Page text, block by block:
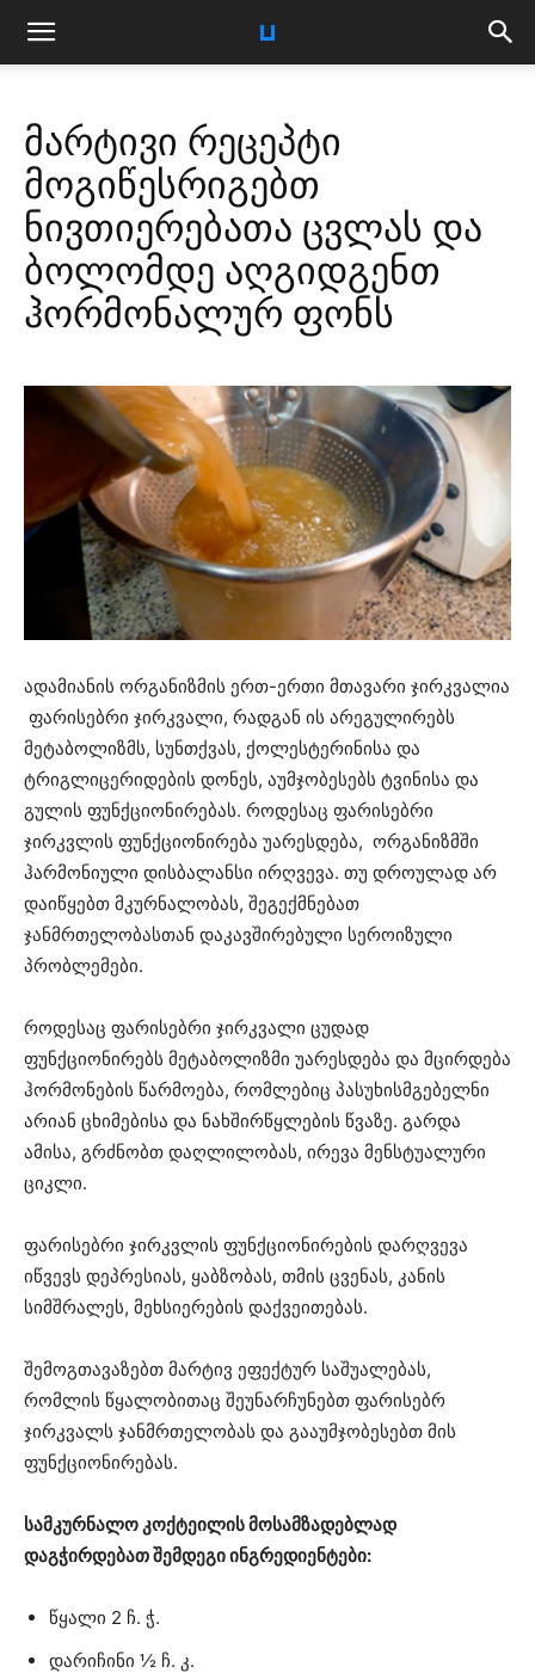
მარტივი რეცეპტი
მოგიწესრიგებთ
ნივთიერებათა ცვლას და
ბოლომდე აღგიდგენთ
ჰორმონალურ ფონს
ადამიანის ორგანიზმის ერთ-ერთი მთავარი ჯირკვალია
ფარისებრი ჯირკვალი, რადგან ის არეგულირებს
მეტაბოლიზმს, სუნთქვას, ქოლესტერინისა და
ტრიგლიცერიდების დონეს, აუმჯობესებს ტვინისა და
გულის ფუნქციონირებას. როდესაც ფარისებრი
ჯირკვლის ფუნქციონირება უარესდება, ორგანიზმში
ჰარმონიული დისბალანსი ირღვევა. თუ დროულად არ
დაიწყებთ მკურნალობას, შეგექმნებათ
ჯანმრთელობასთან დაკავშირებული სეროიზული
პრობლემები.
როდესაც ფარისებრი ჯირკვალი ცუდად
ფუნქციონირებს მეტაბოლიზმი უარესდება და მცირდება
ჰორმონების წარმოება, რომლებიც პასუხისმგებელნი
არიან ცხიმებისა და ნახშირწყლების წვაზე. გარდა
ამისა, გრძნობთ დაღლილობას, ირევა მენსტუალური
ციკლი.
ფარისებრი ჯირკვლის ფუნქციონირების დარღვევა
იწვევს დეპრესიას, ყაბზობას, თმის ცვენას, კანის
სიმშრალეს, მეხსიერების დაქვეითებას.
შემოგთავაზებთ მარტივ ეფექტურ საშუალებას,
რომლის წყალობითაც შეუნარჩუნებთ ფარისებრ
ჯირკვალს ჯანმრთელობას და გააუმჯობესებთ მის
ფუნქციონირებას.
სამკურნალო კოქტეილის მოსამზადებლად
დაგჭირდებათ შემდეგი ინგრედიენტები:
წყალი 2 ჩ. ჭ.
დარიჩინი ½ ჩ. კ.